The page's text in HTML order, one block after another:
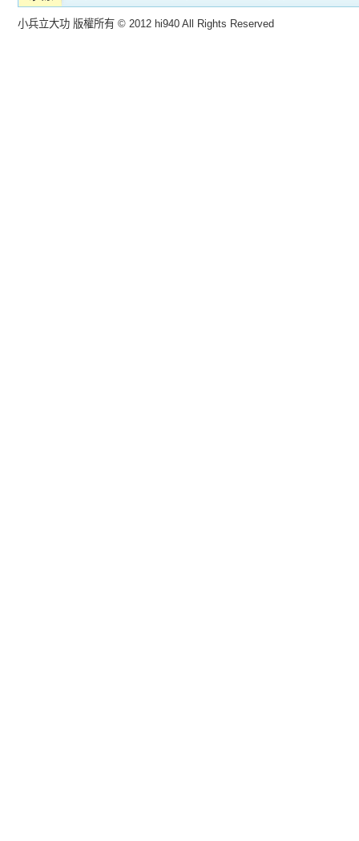
小兵立大功 版權所有 © 2012 hi940 All Rights Reserved